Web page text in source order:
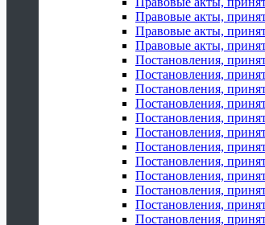
Правовые акты,
Правовые акты,
Правовые акты,
Постановления,
Постановления,
Постановления,
Постановления,
Постановления,
Постановления,
Постановления,
Постановления,
Постановления,
Постановления,
Постановления,
Постановления,